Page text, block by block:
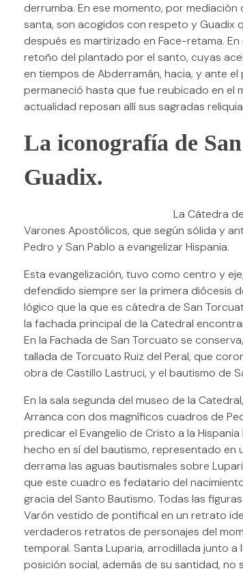
derrumba. En ese momento, por
santa, son acogidos con respeto y Guadix
después es martirizado en Face-retama.
retoño del plantado por el santo, cuyas
en tiempos de Abderramán, hacia, y ante
permaneció hasta que fue reubicado en el
actualidad reposan allí sus sagradas
La iconografía de
Guadix.
La Cátedra
Varones Apostólicos, que según sólida y
Pedro y San Pablo a evangelizar Hispania.
Esta evangelización, tuvo como centro y
defendido siempre ser la primera diócesis
lógico que la que es cátedra de San
la fachada principal de la Catedral
En la Fachada de San Torcuato se
tallada de Torcuato Ruiz del Peral, que
obra de Castillo Lastruci, y el bautismo de
En la sala segunda del museo de la
Arranca con dos magníficos cuadros de
predicar el Evangelio de Cristo a la
hecho en sí del bautismo, representado en
derrama las aguas bautismales sobre
que este cuadro es fedatario del
gracia del Santo Bautismo. Todas las
Varón vestido de pontifical en un retrato
verdaderos retratos de personajes del
temporal. Santa Luparia, arrodillada junto
posición social, además de su santidad,